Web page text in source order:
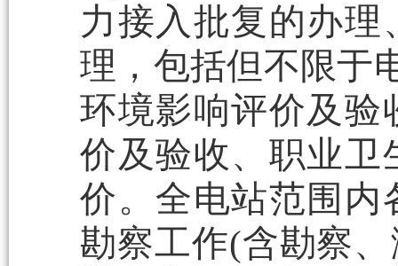
力接入批复的办
理，包括但不限于
环境影响评价及验
价及验收、职业卫
价。全电站范围内
勘察工作(含勘察